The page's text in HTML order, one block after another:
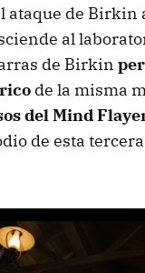
ataque de Birkin
al
de Birkin
de la misma
del Mind
de esta